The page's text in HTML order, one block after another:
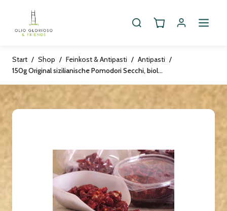
Start / Shop / Feinkost & Antipasti / Antipasti /
150g Original sizilianische Pomodori Secchi, biologisch, vegan